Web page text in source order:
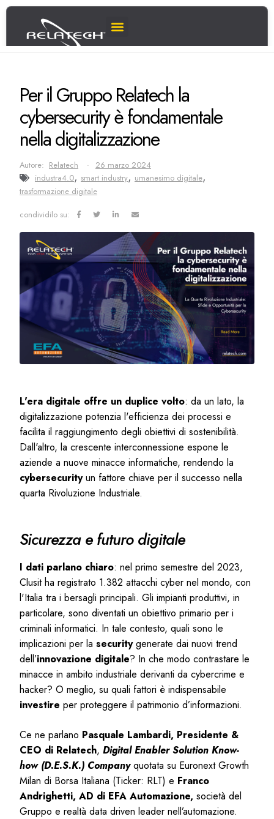
Per il Gruppo Relatech la
cybersecurity è fondamentale
nella digitalizzazione
Autore: Relatech
26 marzo 2024
industra4.0, smart industry, umanesimo digitale,
trasformazione digitale
condividilo su:
L'era digitale offre un duplice volto: da un lato, la
digitalizzazione potenzia l'efficienza dei processi e
facilita il raggiungimento degli obiettivi di sostenibilità.
Dall'altro, la crescente interconnessione espone le
aziende a nuove minacce informatiche, rendendo la
cybersecurityun fattore chiave per il successo nella
quarta Rivoluzione Industriale.
Sicurezza e futuro digitale
I dati parlano chiaro: nel primo semestre del 2023,
Clusit ha registrato 1.382 attacchi cyber nel mondo, con
l'Italia tra i bersagli principali. Gli impianti produttivi, in
particolare, sono diventati un obiettivo primario per i
criminali informatici. In tale contesto, quali sono le
implicazioni per la securitygenerate dai nuovi trend
dell’innovazione digitale? In che modo contrastare le
minacce in ambito industriale derivanti da cybercrime e
hacker? O meglio, su quali fattori è indispensabile
investire per proteggere il patrimonio d’informazioni.
Ce ne parlano Pasquale Lambardi, Presidente &
CEO di Relatech, Digital Enabler Solution Know-
how (D.E.S.K.) Companyquotata su Euronext Growth
Milan di Borsa Italiana (Ticker: RLT) e Franco
Andrighetti, AD di EFA Automazione, società del
Gruppo e realtà data driven leader nell’automazione.